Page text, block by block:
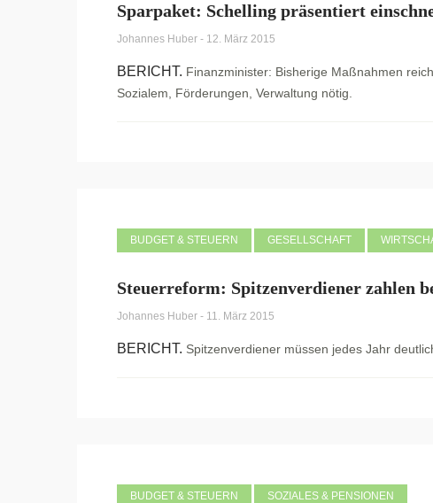
Sparpaket: Schelling präsentiert
Johannes Huber - 12. März 2015
BERICHT. Finanzminister: Bisherige Maßnahmen
Sozialem, Förderungen, Verwaltung nötig.
BUDGET & STEUERN GESELLSCHAFT
Steuerreform: Spitzenverdiener zahlen
Johannes Huber - 11. März 2015
BERICHT. Spitzenverdiener müssen jedes Jahr
BUDGET & STEUERN SOZIALES & PENSIONEN